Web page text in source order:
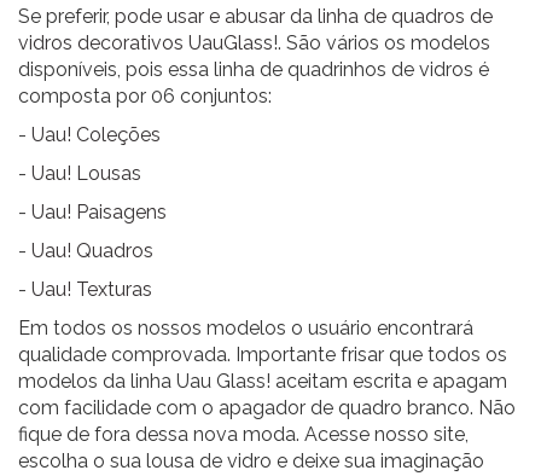
Se preferir, pode usar e abusar da linha de quadros de
vidros decorativos UauGlass!. São vários os modelos
disponíveis, pois essa linha de quadrinhos de vidros é
composta por 06 conjuntos:
- Uau! Coleções
- Uau! Lousas
- Uau! Paisagens
- Uau! Quadros
- Uau! Texturas
Em todos os nossos modelos o usuário encontrará
qualidade comprovada. Importante frisar que todos os
modelos da linha Uau Glass! aceitam escrita e apagam
com facilidade com o apagador de quadro branco. Não
fique de fora dessa nova moda. Acesse nosso site,
escolha o sua lousa de vidro e deixe sua imaginação